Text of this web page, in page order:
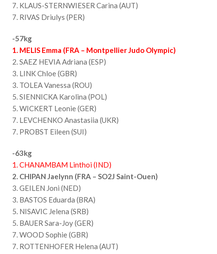
7. KLAUS-STERNWIESER Carina (AUT)
7. RIVAS Driulys (PER)
-57kg
1. MELIS Emma (FRA – Montpellier Judo Olympic)
2. SAEZ HEVIA Adriana (ESP)
3. LINK Chloe (GBR)
3. TOLEA Vanessa (ROU)
5. SIENNICKA Karolina (POL)
5. WICKERT Leonie (GER)
7. LEVCHENKO Anastasiia (UKR)
7. PROBST Eileen (SUI)
-63kg
1. CHANAMBAM Linthoi (IND)
2. CHIPAN Jaelynn (FRA – SO2J Saint-Ouen)
3. GEILEN Joni (NED)
3. BASTOS Eduarda (BRA)
5. NISAVIC Jelena (SRB)
5. BAUER Sara-Joy (GER)
7. WOOD Sophie (GBR)
7. ROTTENHOFER Helena (AUT)